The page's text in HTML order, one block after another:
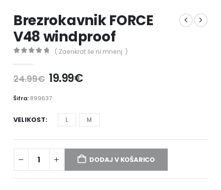
Brezrokavnik FORCE
V48 windproof
( Zaenkrat še ni mnenj. )
24.99€ 19.99€
Šifra: 899637
VELIKOST L M
DODAJ V KOŠARICO